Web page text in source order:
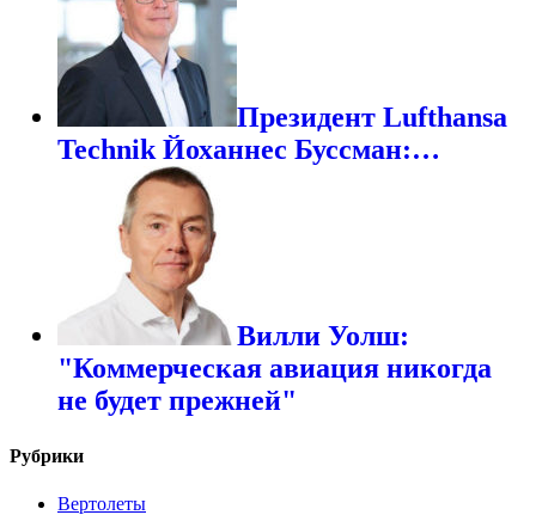
Президент Lufthansa
Technik Йоханнес Буссман:…
Вилли Уолш:
"Коммерческая авиация никогда
не будет прежней"
Рубрики
Вертолеты